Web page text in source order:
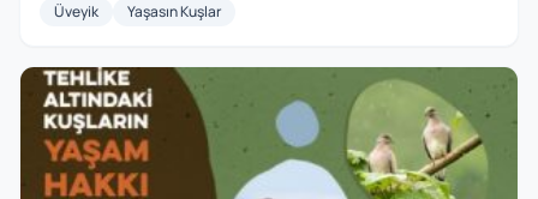
Üveyik
Yaşasın Kuşlar